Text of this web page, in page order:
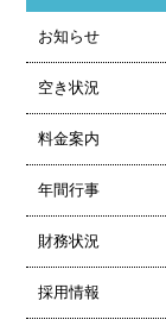
お知らせ
空き状況
料金案内
年間行事
財務状況
採用情報